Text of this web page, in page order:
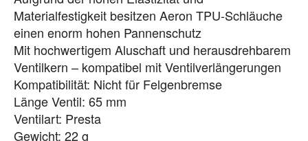
Materialfestigkeit besitzen Aeron TPU-Schläuche
einen enorm hohen Pannenschutz
Mit hochwertigem Aluschaft und herausdrehbarem
Ventilkern – kompatibel mit Ventilverlängerungen
Kompatibilität: Nicht für Felgenbremse
Länge Ventil: 65 mm
Ventilart: Presta
Gewicht: 22 g